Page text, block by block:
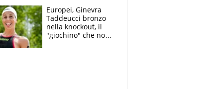
Allegri
Europei, Ginevra
Taddeucci bronzo
nella knockout, il
"giochino" che non